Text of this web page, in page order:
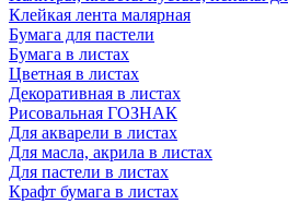
Клейкая лента малярная
Бумага для пастели
Бумага в листах
Цветная в листах
Декоративная в листах
Рисовальная ГОЗНАК
Для акварели в листах
Для масла, акрила в листах
Для пастели в листах
Крафт бумага в листах